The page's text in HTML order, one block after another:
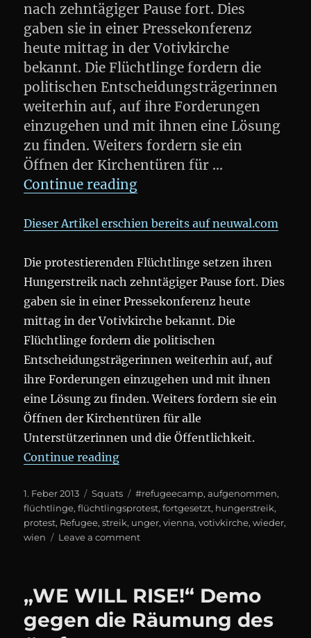
nach zehntägiger Pause fort. Dies
gaben sie in einer Pressekonferenz
heute mittag in der Votivkirche
bekannt. Die Flüchtlinge fordern die
politischen Entscheidungsträgerinnen
weiterhin auf, auf ihre Forderungen
einzugehen und mit ihnen eine Lösung
zu finden. Weiters fordern sie ein
Öffnen der Kirchentüren für …
Continue reading„#refugeecamp:
Dieser Artikel erschien bereits auf neuwal.com
Die protestierenden Flüchtlinge setzen ihren
Hungerstreik nach zehntägiger Pause fort. Dies
gaben sie in einer Pressekonferenz heute
mittag in der Votivkirche bekannt. Die
Flüchtlinge fordern die politischen
Entscheidungsträgerinnen weiterhin auf, auf
ihre Forderungen einzugehen und mit ihnen
eine Lösung zu finden. Weiters fordern sie ein
Öffnen der Kirchentüren für alle
Unterstützerinnen und die Öffentlichkeit.
Continue reading„#refugeecamp: Flüchtlinge
Posted
on
1. Feber 2013 Categories
Squats Tags
#refugeecamp,aufgenommen,
flüchtlinge,flüchtlingsprotest,fortgesetzt, hungerstreik,
protest, Refugee,streik, unger,vienna,votivkirche,wieder,
wien
Leave a commenton
Hungerstreik
auf
„WE WILL RISE!“ Demo
gegen die Räumung des